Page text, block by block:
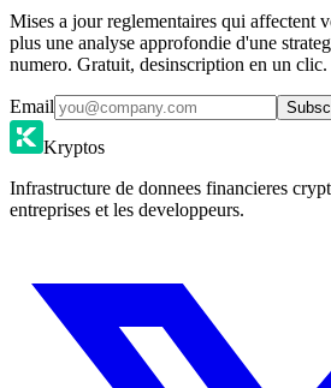
Mises a jour reglementaires qui affectent
plus une analyse approfondie d'une
numero. Gratuit, desinscription en un clic.
Email
Kryptos
Infrastructure de donnees financieres
entreprises et les developpeurs.